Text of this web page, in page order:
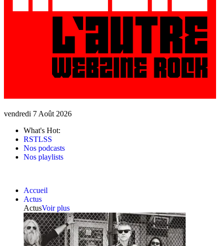
vendredi 7 Août 2026
What's Hot:
RSTLSS
Nos podcasts
Nos playlists
Accueil
Actus
ActusVoir plus